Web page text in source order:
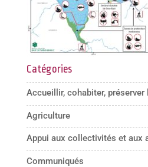
Catégories
Accueillir, cohabiter,
Agriculture
Appui aux collectivités et aux
Communiqués